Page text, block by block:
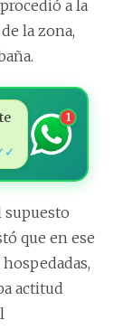
a la
la zona,
1
supuesto
que en ese
actitud